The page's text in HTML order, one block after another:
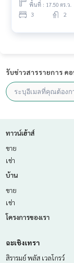
พื้นที่ : 17.50 ตร.ว.
3 2
รับข่าวสารรายการ ค
ทาวน์เฮ้าส์
ขาย
เช่า
บ้าน
ขาย
เช่า
โครงการของเรา
ฉะเชิงเทรา
สิรารมย์ พลัส เวลโกรว์